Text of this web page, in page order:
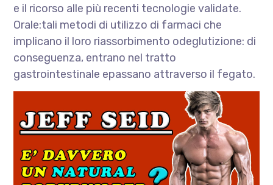
e il ricorso alle più recenti tecnologie validate.
Orale:tali metodi di utilizzo di farmaci che
implicano il loro riassorbimento odeglutizione: di
conseguenza, entrano nel tratto
gastrointestinale epassano attraverso il fegato.